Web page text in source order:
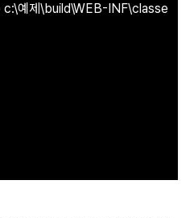
예제\build\WEB-INF\classe